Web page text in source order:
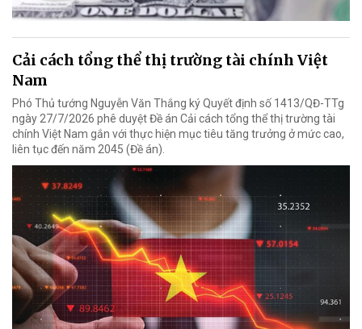
Cải cách tổng thể thị trường tài chính Việt
Nam
Phó Thủ tướng Nguyễn Văn Thắng ký Quyết định số 1413/QĐ-TTg
ngày 27/7/2026 phê duyệt Đề án Cải cách tổng thể thị trường tài
chính Việt Nam gắn với thực hiện mục tiêu tăng trưởng ở mức cao,
liên tục đến năm 2045 (Đề án).